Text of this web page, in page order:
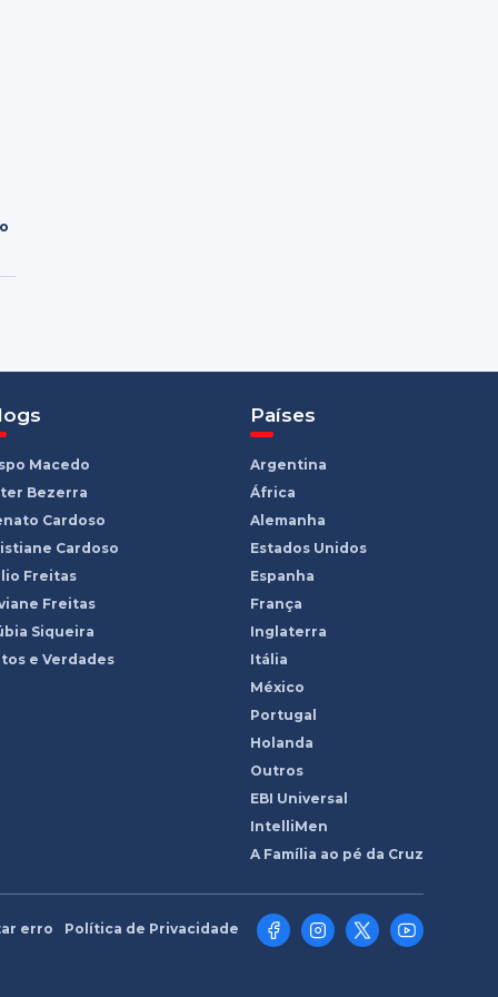
Macedo
Bezerra
Cardoso
Cardoso
Freitas
Freitas
Siqueira
e Verdades
Países
Argentina
África
Alemanha
Estados Unidos
Espanha
França
Inglaterra
Itália
México
Portugal
Holanda
Outros
EBI Universal
IntelliMen
A Família ao pé da Cruz
erro Política de Privacidade